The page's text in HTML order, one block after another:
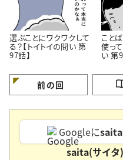
選ぶことにワクワクして
る？【トイトイの問い 第
97話】
こと
使っ
い 第
前の回
Googleにsaita
saita(サイタ